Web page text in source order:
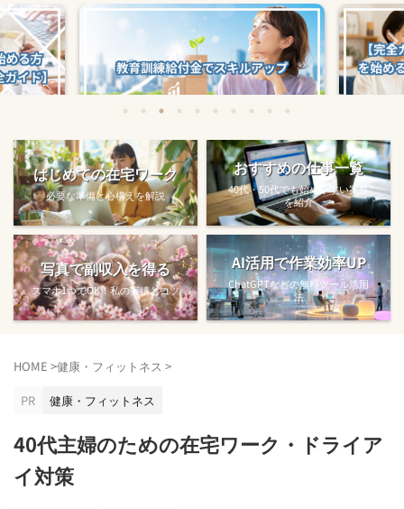
る方法
教育訓練給付金で賢くスキルアップする
方法【主婦でも使え...
【完全ガ
はじめての在宅ワーク
必要な準備と心構えを解説
おすすめの仕事一覧
40代・50代でも始めやすい案件
を紹介
写真で副収入を得る
スマホ1つでOK！私の実績とコツ
AI活用で作業効率UP
ChatGPTなどの無料ツール活用
法
HOME >健康・フィットネス >
PR
健康・フィットネス
40代主婦のための在宅ワーク・ドライア
イ対策